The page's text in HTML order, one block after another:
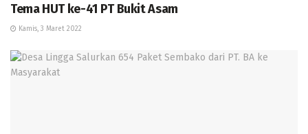
Tema HUT ke-41 PT Bukit Asam
Kamis, 3 Maret 2022